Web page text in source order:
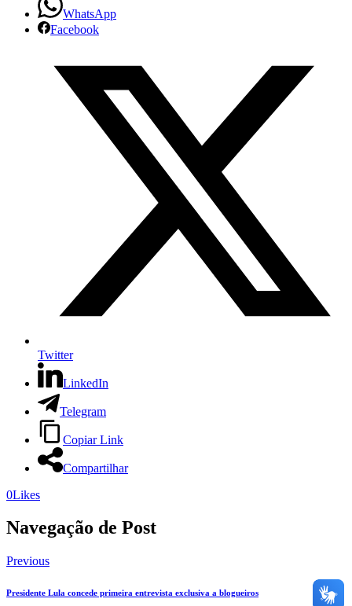
WhatsApp
Facebook
Twitter
LinkedIn
Telegram
Copiar Link
Compartilhar
0Likes
Navegação de Post
Previous
Presidente Lula concede primeira entrevista exclusiva a blogueiros